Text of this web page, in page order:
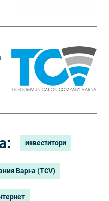
инвеститори
Варна (TCV)